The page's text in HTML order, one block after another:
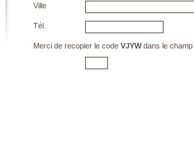
Ville
Tél.
Merci de recopier le code VJYWdans le